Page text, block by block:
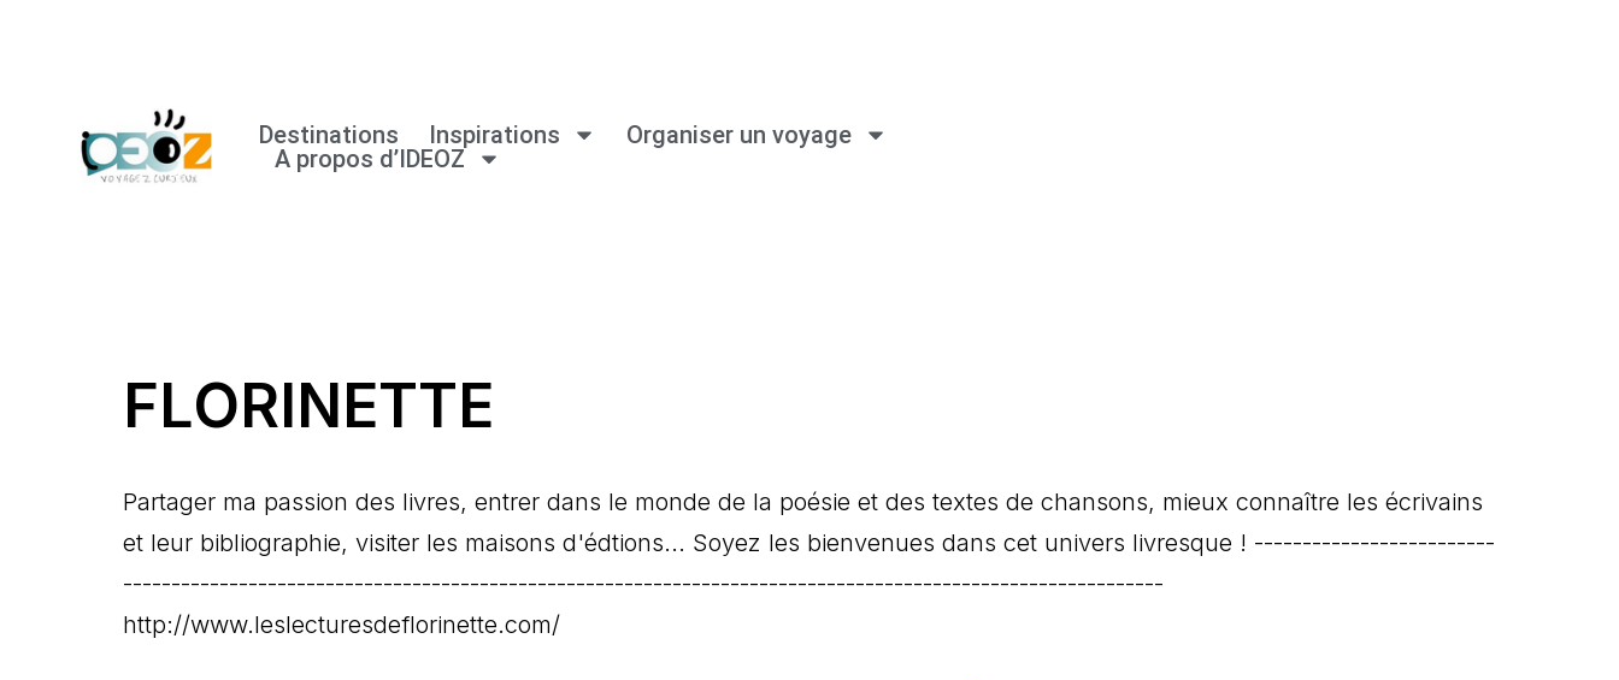
contenu
Destinations Inspirations
Organiser un voyage
A propos d’IDEOZ
FLORINETTE
Partager ma passion des livres, entrer dans le monde de la poésie et des textes de chansons, mieux connaître les écrivains
et leur bibliographie, visiter les maisons d'édtions... Soyez les bienvenues dans cet univers livresque ! -------------------------
------------------------------------------------------------------------------------------------------------
http://www.leslecturesdeflorinette.com/